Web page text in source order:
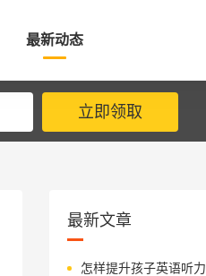
最新动态
立即领取
最新文章
怎样提升孩子英语听力